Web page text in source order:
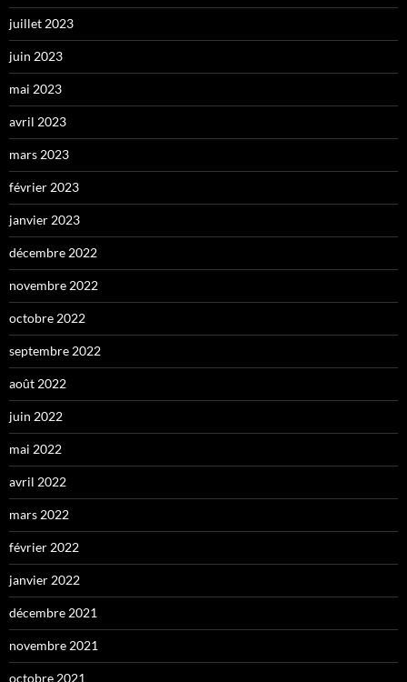
juillet 2023
juin 2023
mai 2023
avril 2023
mars 2023
février 2023
janvier 2023
décembre 2022
novembre 2022
octobre 2022
septembre 2022
août 2022
juin 2022
mai 2022
avril 2022
mars 2022
février 2022
janvier 2022
décembre 2021
novembre 2021
octobre 2021